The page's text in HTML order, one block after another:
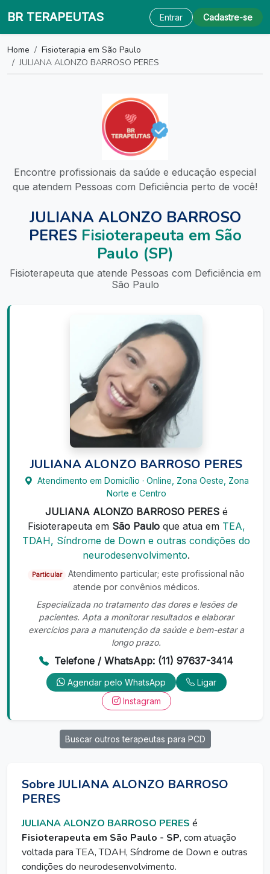
BR TERAPEUTAS Entrar Cadastre-se
Home
Fisioterapia em São Paulo
JULIANA ALONZO BARROSO PERES
Encontre profissionais da saúde e educação especial
que atendem Pessoas com Deficiência perto de você!
JULIANA ALONZO BARROSO
PERESFisioterapeuta em São
Paulo (SP)
Fisioterapeuta que atende Pessoas com Deficiência em
São Paulo
JULIANA ALONZO BARROSO PERES
Atendimento em Domicílio · Online, Zona Oeste, Zona
Norte e Centro
JULIANA ALONZO BARROSO PERESé
Fisioterapeuta em São Pauloque atua em TEA,
TDAH, Síndrome de Down e outras condições do
neurodesenvolvimento.
Particular
Atendimento particular; este profissional não
atende por convênios médicos.
Especializada no tratamento das dores e lesões de
pacientes. Apta a monitorar resultados e elaborar
exercícios para a manutenção da saúde e bem-estar a
longo prazo.
Telefone / WhatsApp: (11) 97637-3414
Agendar pelo WhatsApp
Ligar
Instagram
Buscar outros terapeutas para PCD
Sobre JULIANA ALONZO BARROSO
PERES
JULIANA ALONZO BARROSO PERES é
Fisioterapeuta em São Paulo - SP, com atuação
voltada para TEA, TDAH, Síndrome de Down e outras
condições do neurodesenvolvimento.